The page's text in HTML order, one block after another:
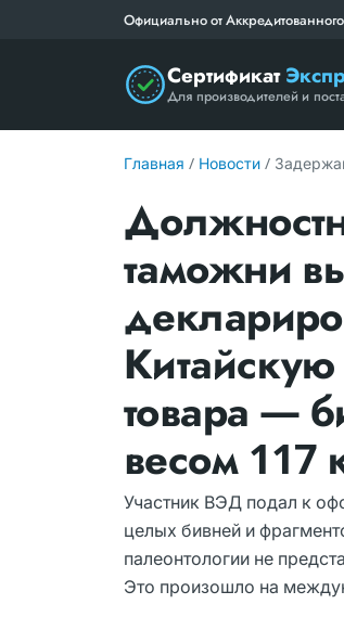
Официально от
Сертификат
Для производителей и
Главная / Новости /
таможни
товара —
весом 117
Участник ВЭД подал к
целых бивней и
палеонтологии не
Это произошло на